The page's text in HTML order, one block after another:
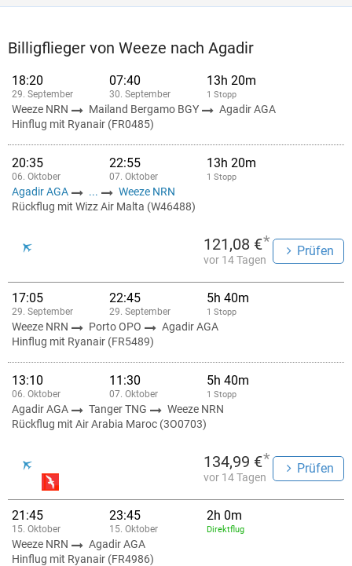
Billigflieger von Weeze nach Agadir
18:20
29. September
07:40
30. September
13h 20m
1 Stopp
Weeze NRN Mailand Bergamo BGY
Agadir AGA
Hinflug mit Ryanair (FR0485)
20:35
06. Oktober
22:55
07. Oktober
13h 20m
1 Stopp
Agadir AGA ...
Weeze NRN
Rückflug mit Wizz Air Malta (W46488)
121,08 €*
vor 14 Tagen
Prüfen
17:05
29. September
22:45
29. September
5h 40m
1 Stopp
Weeze NRN Porto OPO
Agadir AGA
Hinflug mit Ryanair (FR5489)
13:10
06. Oktober
11:30
07. Oktober
5h 40m
1 Stopp
Agadir AGA Tanger TNG
Weeze NRN
Rückflug mit Air Arabia Maroc (3O0703)
134,99 €*
vor 14 Tagen
Prüfen
21:45
15. Oktober
23:45
15. Oktober
2h 0m
Direktflug
Weeze NRN
Agadir AGA
Hinflug mit Ryanair (FR4986)